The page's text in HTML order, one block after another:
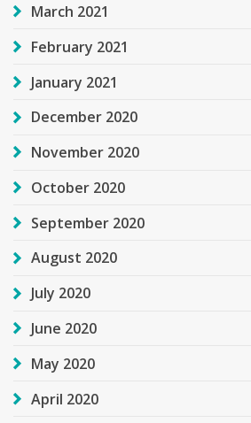
March 2021
February 2021
January 2021
December 2020
November 2020
October 2020
September 2020
August 2020
July 2020
June 2020
May 2020
April 2020